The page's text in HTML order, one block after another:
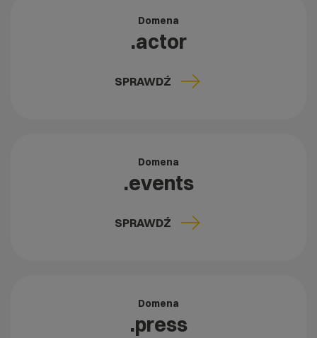
Domena
.actor
SPRAWDŹ
Domena
.events
SPRAWDŹ
Domena
.press